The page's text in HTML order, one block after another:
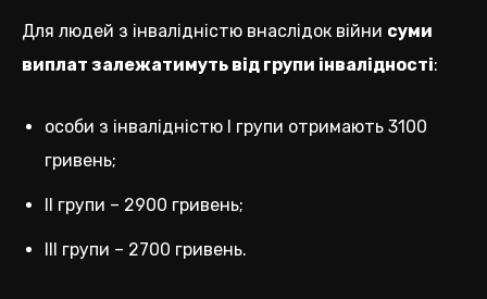
Для людей з інвалідністю внаслідок війни суми
виплат залежатимуть від групи інвалідності:
особи з інвалідністю I групи отримають 3100
гривень;
II групи – 2900 гривень;
III групи – 2700 гривень.